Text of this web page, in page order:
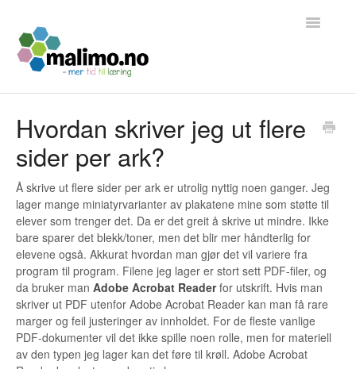
Toggle
Kontakt
Hvordan skriver jeg ut flere
sider per ark?
Å skrive ut flere sider per ark er utrolig nyttig noen ganger. Jeg
lager mange miniatyrvarianter av plakatene mine som støtte til
elever som trenger det. Da er det greit å skrive ut mindre. Ikke
bare sparer det blekk/toner, men det blir mer håndterlig for
elevene også. Akkurat hvordan man gjør det vil variere fra
program til program. Filene jeg lager er stort sett PDF-filer, og
da bruker man Adobe Acrobat Readerfor utskrift. Hvis man
skriver ut PDF utenfor Adobe Acrobat Reader kan man få rare
marger og feil justeringer av innholdet. For de fleste vanlige
PDF-dokumenter vil det ikke spille noen rolle, men for materiell
av den typen jeg lager kan det føre til krøll. Adobe Acrobat